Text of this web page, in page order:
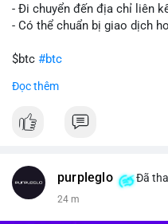
- Đi chuyển đến địa chỉ liên
- Có thể chuẩn bị giao dịch
$btc #btc
#vlikevn
📰 Nguồn: CoinDesk
Đọc thêm
purpleglo Đã
24 m